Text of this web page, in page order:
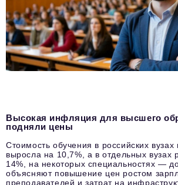
Высокая инфляция для высшего
подняли цены
Стоимость обучения в российских вузах
выросла на 10,7%, а в отдельных вузах
14%, на некоторых специальностях —
объясняют повышение цен ростом
преподавателей и затрат на